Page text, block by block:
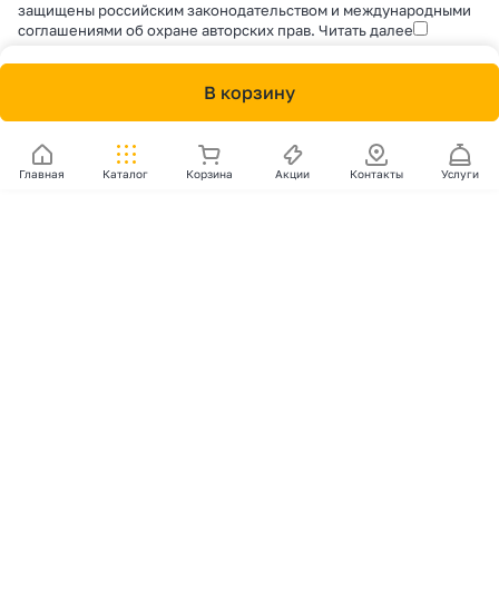
В корзину
Главная Каталог Корзина Акции Контакты Услуги
защищены российским законодательством и международными
соглашениями об охране авторских прав. Читать далее